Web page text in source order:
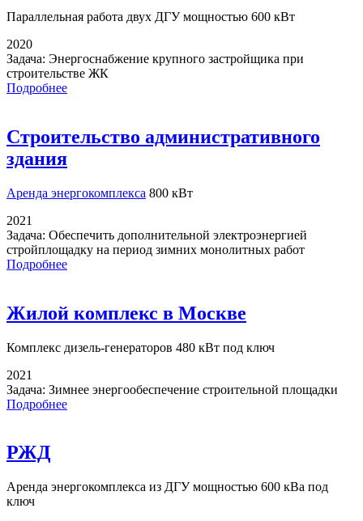
Параллельная работа двух ДГУ мощностью 600 кВт
2020
Задача: Энергоснабжение крупного застройщика при
строительстве ЖК
Подробнее
Строительство административного
здания
Аренда энергокомплекса 800 кВт
2021
Задача: Обеспечить дополнительной электроэнергией
стройплощадку на период зимних монолитных работ
Подробнее
Жилой комплекс в Москве
Комплекс дизель-генераторов 480 кВт под ключ
2021
Задача: Зимнее энергообеспечение строительной площадки
Подробнее
РЖД
Аренда энергокомплекса из ДГУ мощностью 600 кВа под
ключ